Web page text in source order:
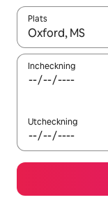
Plats
När resultaten är
Incheckning
Utcheckning